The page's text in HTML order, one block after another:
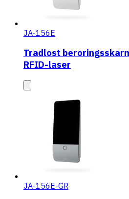
JA-156E
Tradlost
RFID-laser
JA-156E-GR